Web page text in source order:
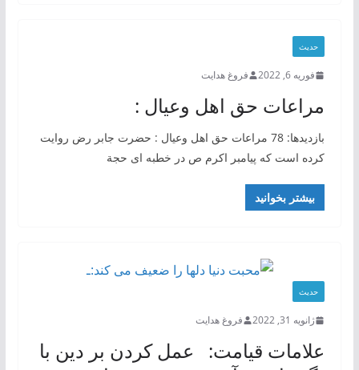
حدیث
فوریه 6, 2022 فروغ هدایت
مراعات حق اهل وعیال :
بازدیدها: 78 مراعات حق اهل وعیال : حضرت جابر رض روایت
کرده است که پیامبر اکرم ص در خطبه ای حجة
بیشتر بخوانید
حدیث
ژانویه 31, 2022 فروغ هدایت
علامات قیامت: عمل کردن بر دین با